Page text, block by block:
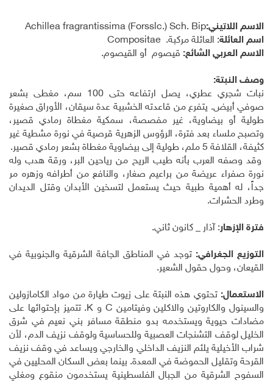
الاسم اللاتيني:Forsslc.) Sch. Bip
)
Achillea fragrantissima
اسم العائلة: العائلة مركبة. Compositae
الاسم العربي الشائع: قيصوم أو القيصوم.
وصف النبتة:
نبات شجري عطري، يصل ارتفاعه حتى 100 سم، مغطى بشعر
صوفي أبيض. يتفرع من قاعدته الخشبية عدة سيقان، الأوراق صغيرة
طولية أو بيضاوية، غير مفصصة، سمكية مغطاة رمادي قصير،
وتصبح ملساء بعد فترة، الرؤوس الزهرية قرصية في نورة مشطية غير
كثيفة، القلافة 5 ملم، طولية إلى بيضاوية مغطاة بشعر رمادي قصير.
وقد وصفه العرب بأنه طيب الريح من رياحين البر، ورقة هدب وله
نورة صفراء عريضة من براعيم صغار، والنافع من أطرافه وزهره مر
جداً، له أهمية طبية حيث يستعمل لتسخين الأبدان وقتل الديدان
وطرد الحشرات.
فترة الإزهار: آذار _ كانون ثاني.
التوزيع الجغرافي: توجد في المناطق الجافة الشرقية والجنوبية في
القيعان، وحول حقول الشعير.
الاستعمال: تحتوي هذه النبتة على زيوت طيارة من مواد الكامازولين
والسينول والكاروتين والاكلين وفيتامين C و K. تتميز بإحتوائها على
مضادات حيوية ويستخدمه بدو منطقة مسافر بني نعيم في شرق
الخليل لوقف التشنجات العصبية وللحساسية ولوقف نزيف الدم، لأن
شراب الأخيلية يلئم النزيف الداخلي والخارجي ويساعد في وقف نزيف
القرحة وتقليل الحموضة في المعدة. بينما بعض السكان المحليين في
السفوح الشرقية من الجبال الفلسطينية يستخدمون منقوع ومغلي